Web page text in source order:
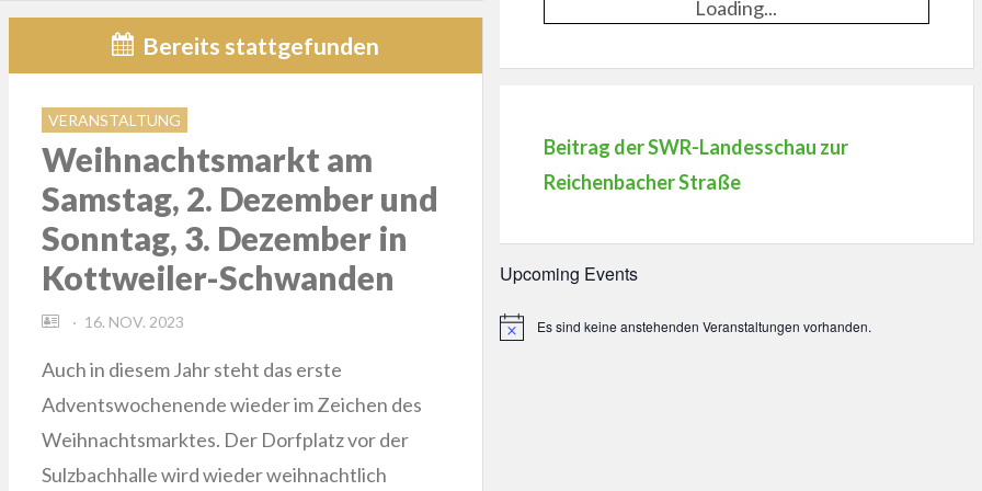
Bereits stattgefunden
VERANSTALTUNG
Weihnachtsmarkt am
Samstag, 2. Dezember und
Sonntag, 3. Dezember in
Kottweiler-Schwanden
POSTED
16. NOV. 2023
Auch in diesem Jahr steht das erste
Adventswochenende wieder im Zeichen des
Weihnachtsmarktes. Der Dorfplatz vor der
Sulzbachhalle wird wieder weihnachtlich
Loading...
Beitrag der SWR-Landesschau zur
Reichenbacher Straße
Upcoming Events
HinweisEs sind keine anstehenden Veranstaltungen vorhanden.